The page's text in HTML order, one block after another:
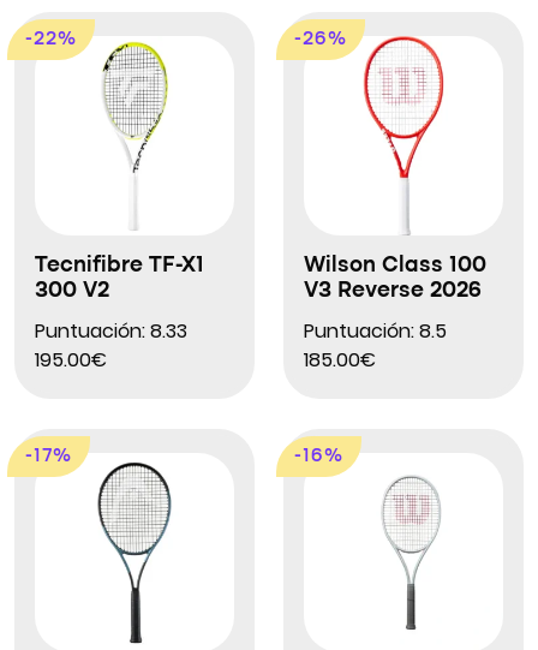
-22%
Tecnifibre TF-X1
300 V2
Puntuación: 8.33
195.00€
-26%
Wilson Class 100
V3 Reverse 2026
Puntuación: 8.5
185.00€
-17% -16%